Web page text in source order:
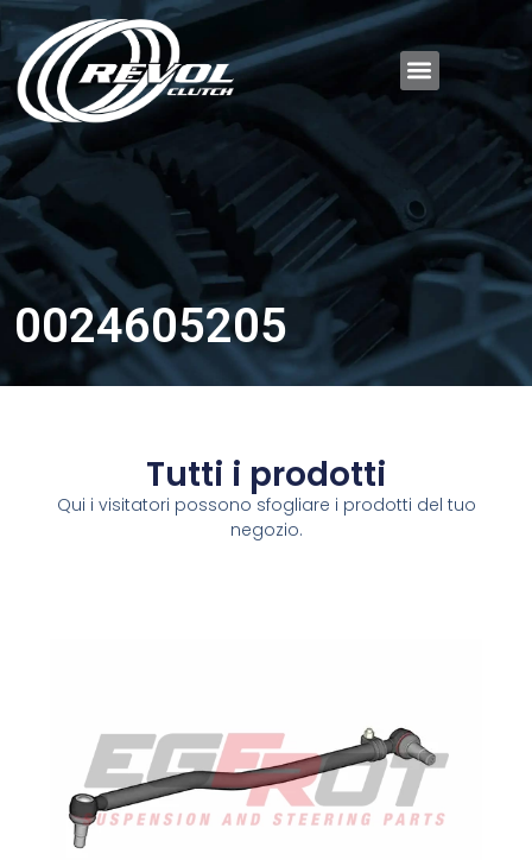
0024605205
Tutti i prodotti
Qui i visitatori possono sfogliare i prodotti del tuo
negozio.